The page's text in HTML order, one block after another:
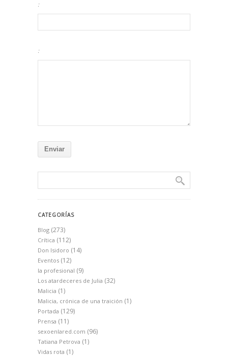
:
:
CATEGORÍAS
Blog (273)
Crítica (112)
Don Isidoro (14)
Eventos (12)
la profesional (9)
Los atardeceres de Julia (32)
Malicia (1)
Malicia, crónica de una traición (1)
Portada (129)
Prensa (11)
sexoenlared.com (96)
Tatiana Petrova (1)
Vidas rota (1)